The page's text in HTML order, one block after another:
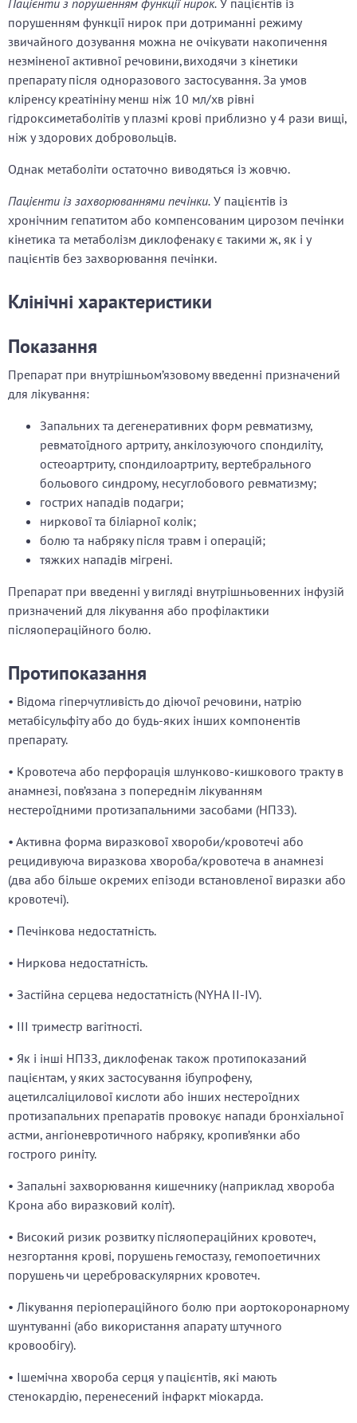
Пацієнти з порушенням функції нирок. У пацієнтів із
порушенням функції нирок при дотриманні режиму
звичайного дозування можна не очікувати накопичення
незміненої активної речовини,виходячи з кінетики
препарату після одноразового застосування. За умов
кліренсу креатініну менш ніж 10 мл/хв рівні
гідроксиметаболітів у плазмі крові приблизно у 4 рази вищі,
ніж у здорових добровольців.
Однак метаболіти остаточно виводяться із жовчю.
Пацієнти із захворюваннями печінки. У пацієнтів із
хронічним гепатитом або компенсованим цирозом печінки
кінетика та метаболізм диклофенаку є такими ж, як і у
пацієнтів без захворювання печінки.
Клінічні характеристики
Показання
Препарат при внутрішньом’язовому введенні призначений
для лікування:
Запальних та дегенеративних форм ревматизму,
ревматоїдного артриту, анкілозуючого спондиліту,
остеоартриту, спондилоартриту, вертебрального
больового синдрому, несуглобового ревматизму;
гострих нападів подагри;
ниркової та біліарної колік;
болю та набряку після травм і операцій;
тяжких нападів мігрені.
Препарат при введенні у вигляді внутрішньовенних інфузій
призначений для лікування або профілактики
післяопераційного болю.
Протипоказання
• Відома гіперчутливість до діючої речовини, натрію
метабісульфіту або до будь-яких інших компонентів
препарату.
• Кровотеча або перфорація шлунково-кишкового тракту в
анамнезі, пов’язана з попереднім лікуванням
нестероїдними протизапальними засобами (НПЗЗ).
• Активна форма виразкової хвороби/кровотечі або
рецидивуюча виразкова хвороба/кровотеча в анамнезі
(два або більше окремих епізоди встановленої виразки або
кровотечі).
• Печінкова недостатність.
• Ниркова недостатність.
• Застійна серцева недостатність (NYHA ІІ-ІV).
• III триместр вагітності.
• Як і інші НПЗЗ, диклофенак також протипоказаний
пацієнтам, у яких застосування ібупрофену,
ацетилсаліцилової кислоти або інших нестероїдних
протизапальних препаратів провокує напади бронхіальної
астми, ангіоневротичного набряку, кропив’янки або
гострого риніту.
• Запальні захворювання кишечнику (наприклад хвороба
Крона або виразковий коліт).
• Високий ризик розвитку післяопераційних кровотеч,
незгортання крові, порушень гемостазу, гемопоетичних
порушень чи цереброваскулярних кровотеч.
• Лікування періопераційного болю при аортокоронарному
шунтуванні (або використання апарату штучного
кровообігу).
• Ішемічна хвороба серця у пацієнтів, які мають
стенокардію, перенесений інфаркт міокарда.